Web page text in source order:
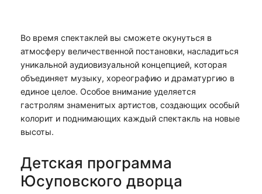
Во время спектаклей вы сможете окунуться в
атмосферу величественной постановки, насладиться
уникальной аудиовизуальной концепцией, которая
объединяет музыку, хореографию и драматургию в
единое целое. Особое внимание уделяется
гастролям знаменитых артистов, создающих особый
колорит и поднимающих каждый спектакль на новые
высоты.
Детская программа
Юсуповского дворца